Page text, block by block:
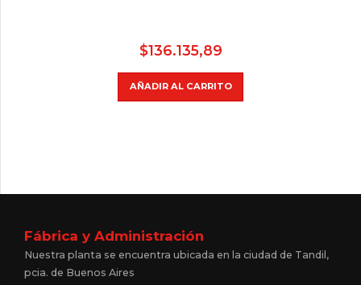
$136.135,89
AÑADIR AL CARRITO
Fábrica y Administración
Nuestra planta se encuentra ubicada en la ciudad de Tandil,
pcia. de Buenos Aires